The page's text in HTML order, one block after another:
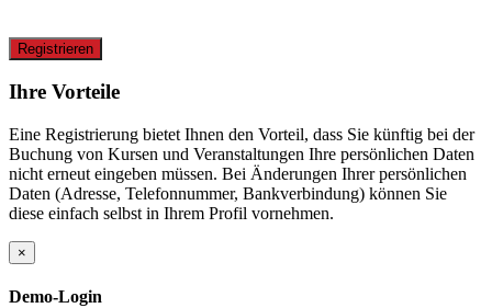
Registrieren
Ihre Vorteile
Eine Registrierung bietet Ihnen den Vorteil, dass Sie künftig bei der
Buchung von Kursen und Veranstaltungen Ihre persönlichen Daten
nicht erneut eingeben müssen. Bei Änderungen Ihrer persönlichen
Daten (Adresse, Telefonnummer, Bankverbindung) können Sie
diese einfach selbst in Ihrem Profil vornehmen.
×
Demo-Login